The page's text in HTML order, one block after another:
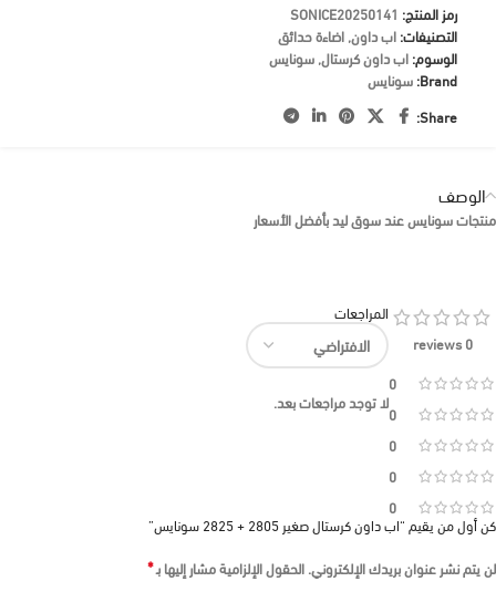
رمز المنتج: SONICE20250141
التصنيفات:اب داون,اضاءة حدائق
الوسوم:اب داون كرستال,سونايس
Brand: سونايس
Share:
الوصف
منتجات سونايس عند سوق ليد بأفضل الأسعار
0 reviews
0
0
0
0
0
المراجعات
لا توجد مراجعات بعد.
كن أول من يقيم “اب داون كرستال صغير 2805 + 2825 سونايس”
لن يتم نشر عنوان بريدك الإلكتروني.الحقول الإلزامية مشار إليها بـ*